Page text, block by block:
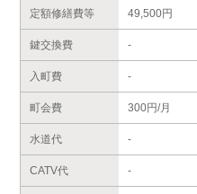
定額修繕費等 49,500円
鍵交換費 -
入町費 -
町会費 300円/月
水道代 -
CATV代 -